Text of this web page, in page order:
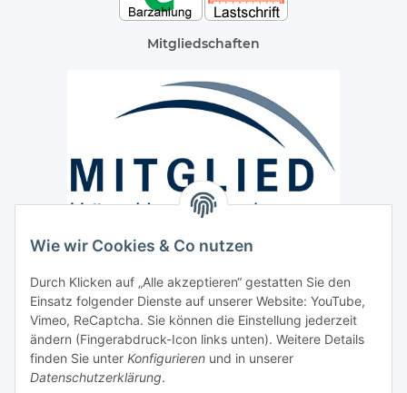
Wie wir Cookies & Co nutzen
Durch Klicken auf „Alle akzeptieren“ gestatten Sie den
Einsatz folgender Dienste auf unserer Website: YouTube,
Vimeo, ReCaptcha. Sie können die Einstellung jederzeit
ändern (Fingerabdruck-Icon links unten). Weitere Details
finden Sie unter Konfigurieren und in unserer
Datenschutzerklärung.
Mitgliedschaften
Paketdienst und Spedition
Regionaler Lieferservice im Umkreis von ca. 60 Km
Sicherheit